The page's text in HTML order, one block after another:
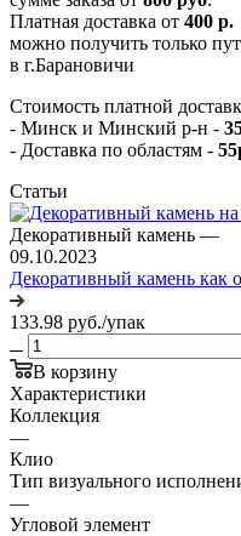
Платная доставка от 400 р.
можно получить только
в г.Барановичи
Стоимость платной
- Минск и Минский р-н -
- Доставка по областям -
Статьи
Декоративный камень —
09.10.2023
Декоративный камень как
133.98 руб./упак
В корзину
Характеристики
Коллекция
—
Клио
Тип визуального
—
Угловой элемент